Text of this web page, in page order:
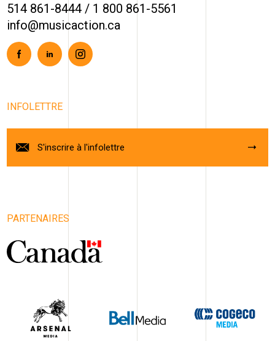
514 861-8444 / 1 800 861-5561
info@musicaction.ca
FacebookLinkedinInstagram
INFOLETTRE
S'inscrire à l'infolettre
PARTENAIRES